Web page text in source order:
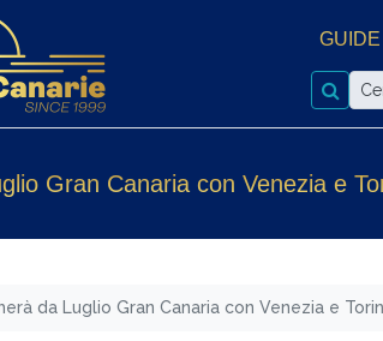
GUIDE
Gran Canaria con Venezia e
da Luglio Gran Canaria con Venezia e